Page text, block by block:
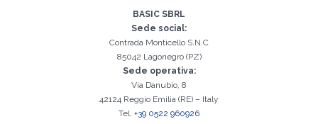
BASIC SBRL
Sede social:
Contrada Monticello S.N.C
85042 Lagonegro (PZ)
Sede operativa:
Via Danubio, 8
42124 Reggio Emilia (RE) – Italy
Tel. +39 0522 960926